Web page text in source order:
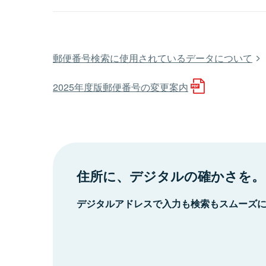
郵便番号検索に使用されているデータについて
2025年度版郵便番号の変更案内
住所に、デジタルの確かさを。
デジタルアドレスで入力も検索もスムーズ